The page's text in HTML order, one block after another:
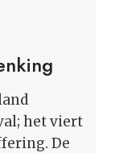
het viert
De